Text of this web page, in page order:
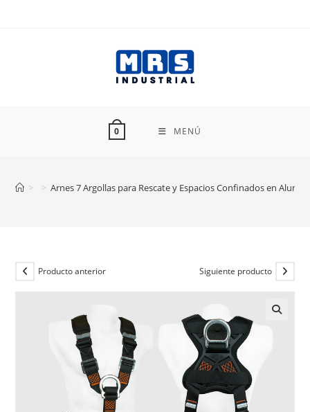
0 MENÚ
> > Arnes 7 Argollas para Rescate y Espacios Confinados en
Producto anterior Siguiente producto